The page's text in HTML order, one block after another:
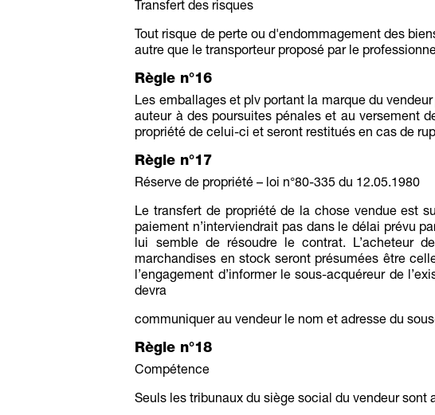
Transfert des risques
Tout risque de perte ou d'endommagement des
autre que le transporteur proposé par le
Règle n°16
Les emballages et plv portant la marque du
auteur à des poursuites pénales et au versement
propriété de celui-ci et seront restitués en cas de
Règle n°17
Réserve de propriété – loi n°80-335 du 12.05.1980
Le transfert de propriété de la chose vendue est
paiement n’interviendrait pas dans le délai prévu
lui semble de résoudre le contrat. L’acheteur
marchandises en stock seront présumées être
l’engagement d’informer le sous-acquéreur de
devra
communiquer au vendeur le nom et adresse du
Règle n°18
Compétence
Seuls les tribunaux du siège social du vendeur sont